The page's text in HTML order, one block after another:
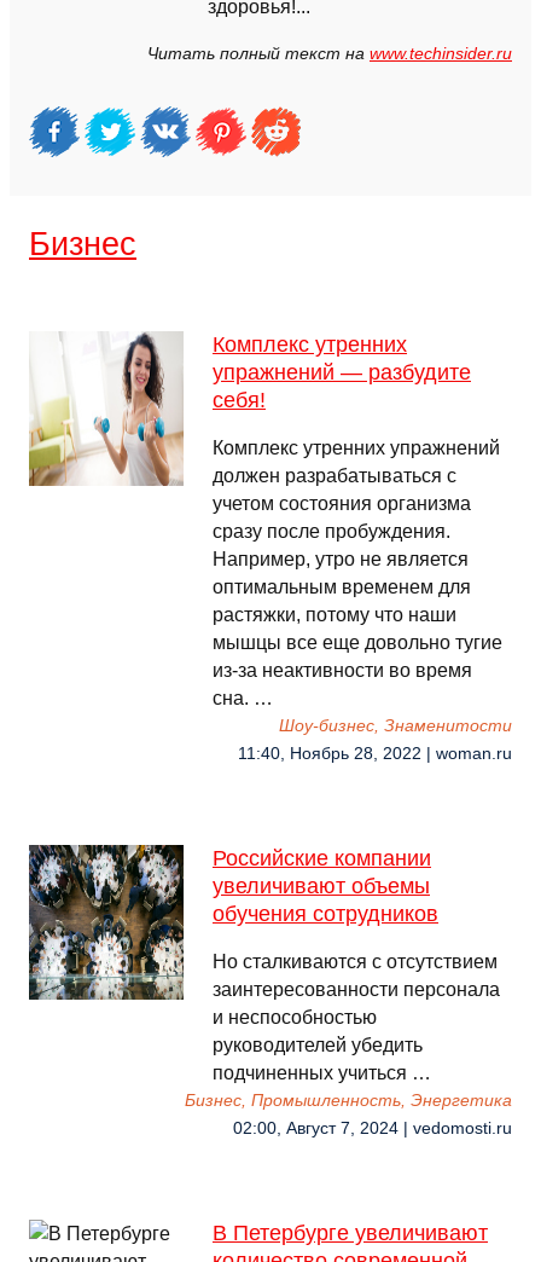
здоровья!...
Читать полный текст на www.techinsider.ru
Бизнес
Комплекс утренних
упражнений — разбудите
себя!
Комплекс утренних упражнений
должен разрабатываться с
учетом состояния организма
сразу после пробуждения.
Например, утро не является
оптимальным временем для
растяжки, потому что наши
мышцы все еще довольно тугие
из-за неактивности во время
сна. …
Шоу-бизнес, Знаменитости
11:40, Ноябрь 28, 2022 | woman.ru
Российские компании
увеличивают объемы
обучения сотрудников
Но сталкиваются с отсутствием
заинтересованности персонала
и неспособностью
руководителей убедить
подчиненных учиться …
Бизнес, Промышленность, Энергетика
02:00, Август 7, 2024 | vedomosti.ru
В Петербурге увеличивают